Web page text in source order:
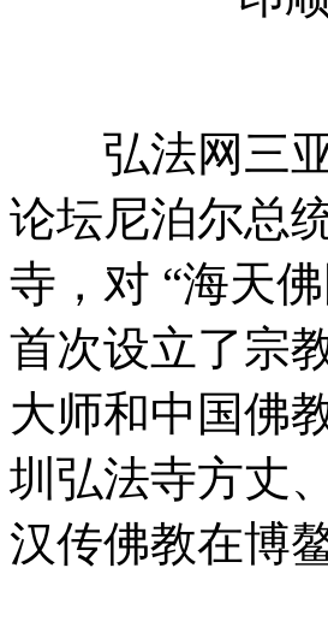
弘法网三亚
论坛尼泊尔总
寺，对 “海天
首次设立了宗
大师和中国佛
圳弘法寺方丈
汉传佛教在博